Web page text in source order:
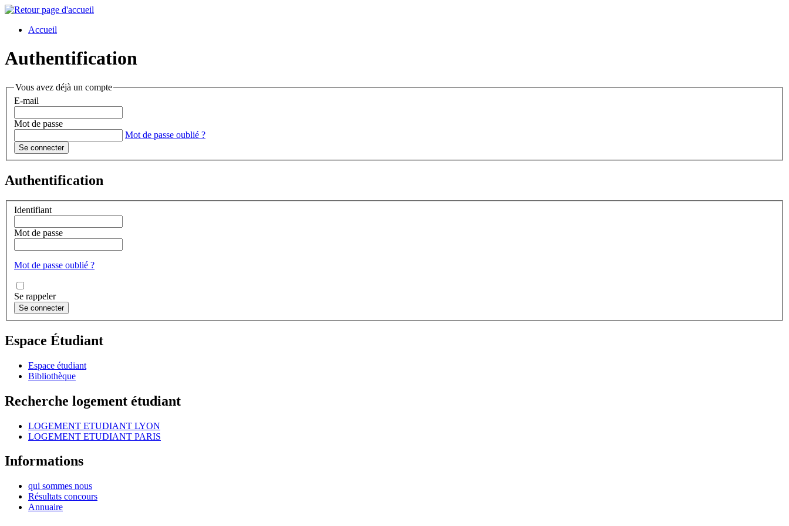
Accueil
Authentification
Vous avez déjà un compte
E-mail
Mot de passe
Mot de passe oublié ?
Authentification
Identifiant
Mot de passe
Mot de passe oublié ?
Se rappeler
Espace Étudiant
Espace étudiant
Bibliothèque
Recherche logement étudiant
LOGEMENT ETUDIANT LYON
LOGEMENT ETUDIANT PARIS
Informations
qui sommes nous
Résultats concours
Annuaire